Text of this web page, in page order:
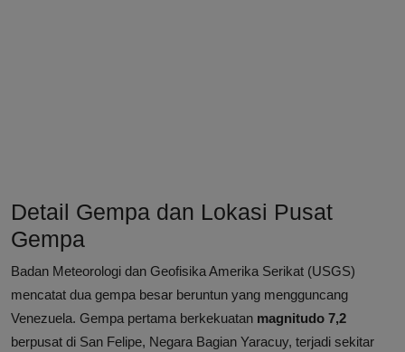
Detail Gempa dan Lokasi Pusat
Gempa
Badan Meteorologi dan Geofisika Amerika Serikat (USGS)
mencatat dua gempa besar beruntun yang mengguncang
Venezuela. Gempa pertama berkekuatan magnitudo 7,2
berpusat di San Felipe, Negara Bagian Yaracuy, terjadi sekitar